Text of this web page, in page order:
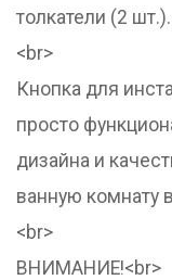
толкатели (2
<br>
Кнопка для
просто
дизайна и
ванную комнату
<br>
ВНИМАНИЕ!<br>